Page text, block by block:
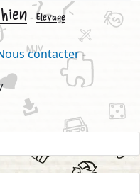
-Elevage
contacter-